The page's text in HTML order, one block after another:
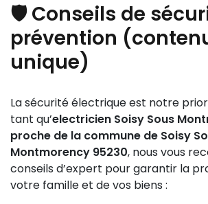
🛡️ Conseils de
prévention
unique)
La sécurité électrique est notre
tant qu’electricien Soisy Sous
proche de la commune de Soisy
Montmorency 95230, nous vous
conseils d’expert pour garantir la
votre famille et de vos biens :